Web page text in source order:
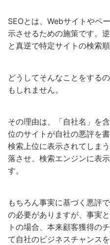
SEOとは、Webサイトやペ
示させるための施策です。
と真逆で特定サイトの検索
どうしてそんなことをする
もしれません。
その理由は、「自社名」を
位のサイトが自社の悪評を
検索上位に表示されてしま
落させ、検索エンジンに表
す。
もちろん事実に基づく悪評
の必要がありますが、事実
トの場合、本来顧客獲得の
て自社のビジネスチャンス